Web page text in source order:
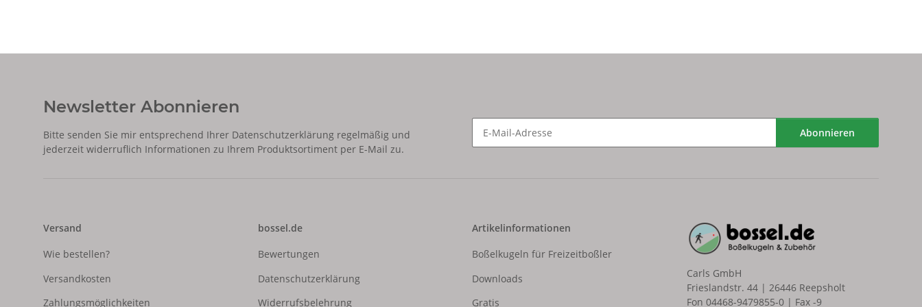
Newsletter Abonnieren
Bitte senden Sie mir entsprechend Ihrer Datenschutzerklärung regelmäßig und
jederzeit widerruflich Informationen zu Ihrem Produktsortiment per E-Mail zu.
Abonnieren
Versand
Wie bestellen?
Versandkosten
Zahlungsmöglichkeiten
bossel.de
Bewertungen
Datenschutzerklärung
Widerrufsbelehrung
Artikelinformationen
Boßelkugeln für Freizeitboßler
Downloads
Gratis
Carls GmbH
Frieslandstr. 44 | 26446 Reepsholt
Fon 04468-9479855-0 | Fax -9